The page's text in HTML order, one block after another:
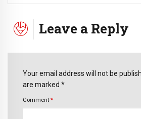
Leave a Reply
Your email address will not be
are marked *
Comment *